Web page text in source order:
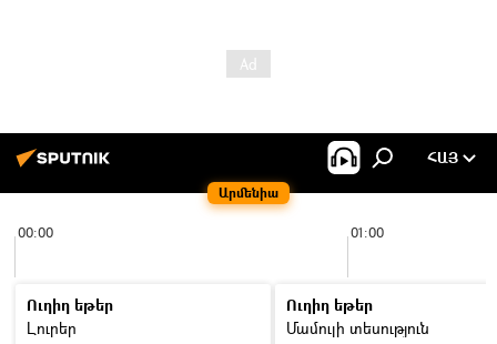
Արմենիա
ՀԱՅ
00:00 01:00
Ուղիղ եթեր
Լուրեր
Ուղիղ եթեր
Մամուլի տեսություն